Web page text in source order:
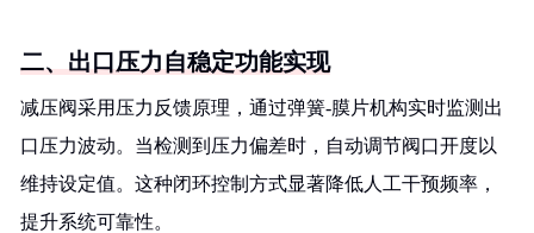
二、出口压力自稳定功能实现
减压阀采用压力反馈原理，通过弹簧-膜片机构实时监测出
口压力波动。当检测到压力偏差时，自动调节阀口开度以
维持设定值。这种闭环控制方式显著降低人工干预频率，
提升系统可靠性。